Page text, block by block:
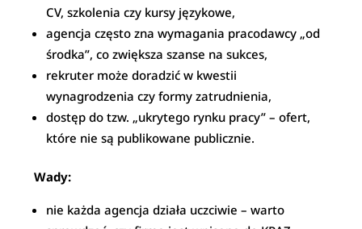
CV, szkolenia czy kursy językowe,
agencja często zna wymagania pracodawcy „od
środka”, co zwiększa szanse na sukces,
rekruter może doradzić w kwestii
wynagrodzenia czy formy zatrudnienia,
dostęp do tzw. „ukrytego rynku pracy” – ofert,
które nie są publikowane publicznie.
Wady:
nie każda agencja działa uczciwie – warto